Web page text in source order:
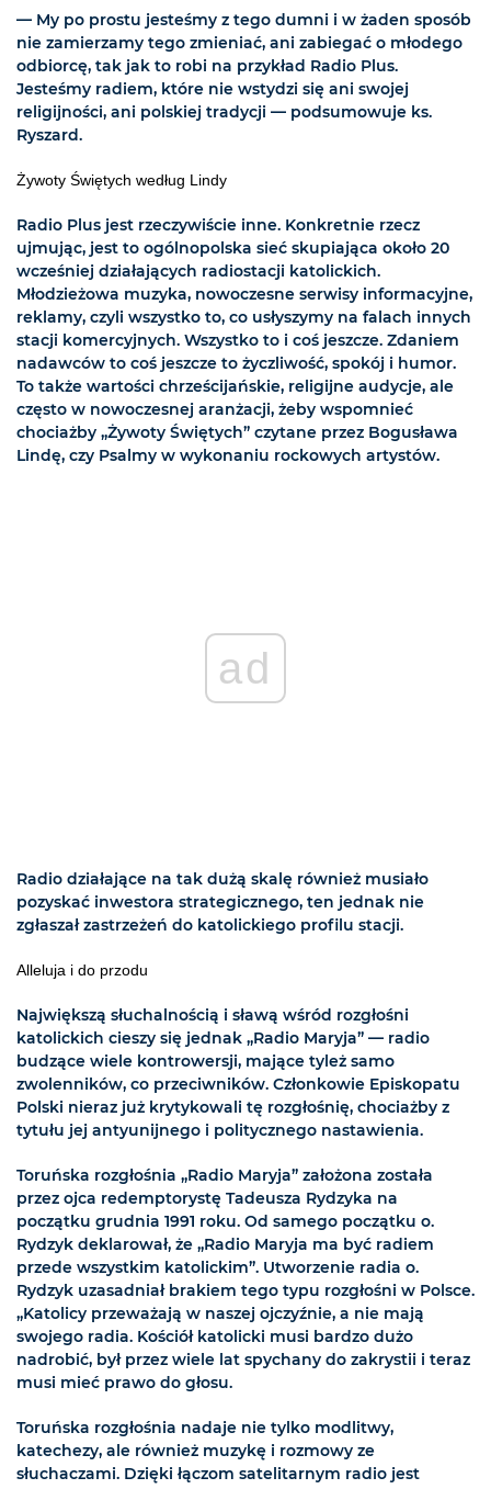
— My po prostu jesteśmy z tego dumni i w żaden sposób
nie zamierzamy tego zmieniać, ani zabiegać o młodego
odbiorcę, tak jak to robi na przykład Radio Plus.
Jesteśmy radiem, które nie wstydzi się ani swojej
religijności, ani polskiej tradycji — podsumowuje ks.
Ryszard.
Żywoty Świętych według Lindy
Radio Plus jest rzeczywiście inne. Konkretnie rzecz
ujmując, jest to ogólnopolska sieć skupiająca około 20
wcześniej działających radiostacji katolickich.
Młodzieżowa muzyka, nowoczesne serwisy informacyjne,
reklamy, czyli wszystko to, co usłyszymy na falach innych
stacji komercyjnych. Wszystko to i coś jeszcze. Zdaniem
nadawców to coś jeszcze to życzliwość, spokój i humor.
To także wartości chrześcijańskie, religijne audycje, ale
często w nowoczesnej aranżacji, żeby wspomnieć
chociażby „Żywoty Świętych” czytane przez Bogusława
Lindę, czy Psalmy w wykonaniu rockowych artystów.
ad
Radio działające na tak dużą skalę również musiało
pozyskać inwestora strategicznego, ten jednak nie
zgłaszał zastrzeżeń do katolickiego profilu stacji.
Alleluja i do przodu
Największą słuchalnością i sławą wśród rozgłośni
katolickich cieszy się jednak „Radio Maryja” — radio
budzące wiele kontrowersji, mające tyleż samo
zwolenników, co przeciwników. Członkowie Episkopatu
Polski nieraz już krytykowali tę rozgłośnię, chociażby z
tytułu jej antyunijnego i politycznego nastawienia.
Toruńska rozgłośnia „Radio Maryja” założona została
przez ojca redemptorystę Tadeusza Rydzyka na
początku grudnia 1991 roku. Od samego początku o.
Rydzyk deklarował, że „Radio Maryja ma być radiem
przede wszystkim katolickim”. Utworzenie radia o.
Rydzyk uzasadniał brakiem tego typu rozgłośni w Polsce.
„Katolicy przeważają w naszej ojczyźnie, a nie mają
swojego radia. Kościół katolicki musi bardzo dużo
nadrobić, był przez wiele lat spychany do zakrystii i teraz
musi mieć prawo do głosu.
Toruńska rozgłośnia nadaje nie tylko modlitwy,
katechezy, ale również muzykę i rozmowy ze
słuchaczami. Dzięki łączom satelitarnym radio jest